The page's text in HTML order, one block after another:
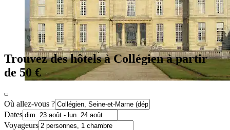
Trouvez des hôtels à Collégien à partir
de 50 €
Où allez-vous ?
Dates
Voyageurs